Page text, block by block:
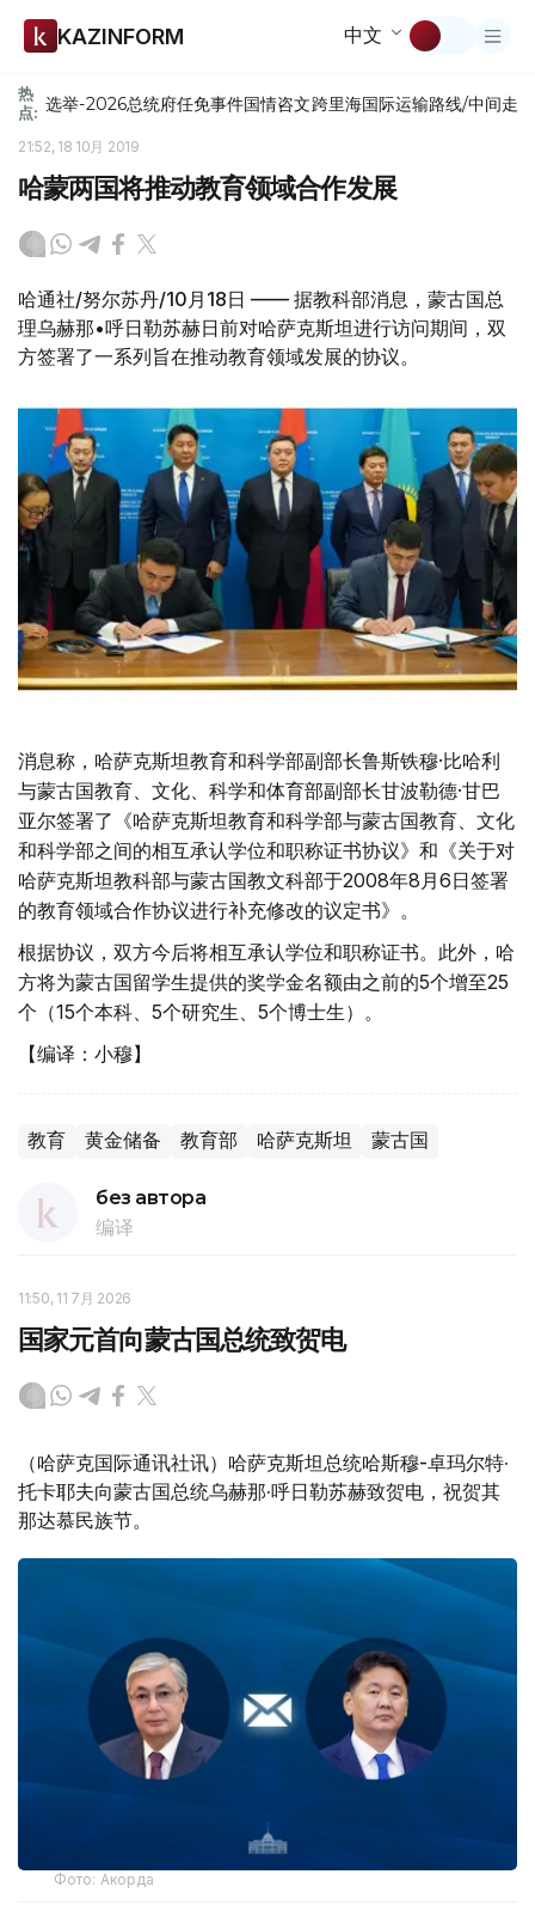
KAZINFORM 中文
热
点: 选举-2026总统府任免事件国情咨文跨里海国际运输路线/中间走廊
21:52, 18 10月 2019
哈蒙两国将推动教育领域合作发展
哈通社/努尔苏丹/10月18日 —— 据教科部消息，蒙古国总
理乌赫那•呼日勒苏赫日前对哈萨克斯坦进行访问期间，双
方签署了一系列旨在推动教育领域发展的协议。
消息称，哈萨克斯坦教育和科学部副部长鲁斯铁穆·比哈利
与蒙古国教育、文化、科学和体育部副部长甘波勒德·甘巴
亚尔签署了《哈萨克斯坦教育和科学部与蒙古国教育、文化
和科学部之间的相互承认学位和职称证书协议》和《关于对
哈萨克斯坦教科部与蒙古国教文科部于2008年8月6日签署
的教育领域合作协议进行补充修改的议定书》。
根据协议，双方今后将相互承认学位和职称证书。此外，哈
方将为蒙古国留学生提供的奖学金名额由之前的5个增至25
个（15个本科、5个研究生、5个博士生）。
【编译：小穆】
教育 黄金储备 教育部 哈萨克斯坦 蒙古国
без автора
编译
11:50, 11 7月 2026
国家元首向蒙古国总统致贺电
（哈萨克国际通讯社讯）哈萨克斯坦总统哈斯穆-卓玛尔特·
托卡耶夫向蒙古国总统乌赫那·呼日勒苏赫致贺电，祝贺其
那达慕民族节。
Фото: Акорда